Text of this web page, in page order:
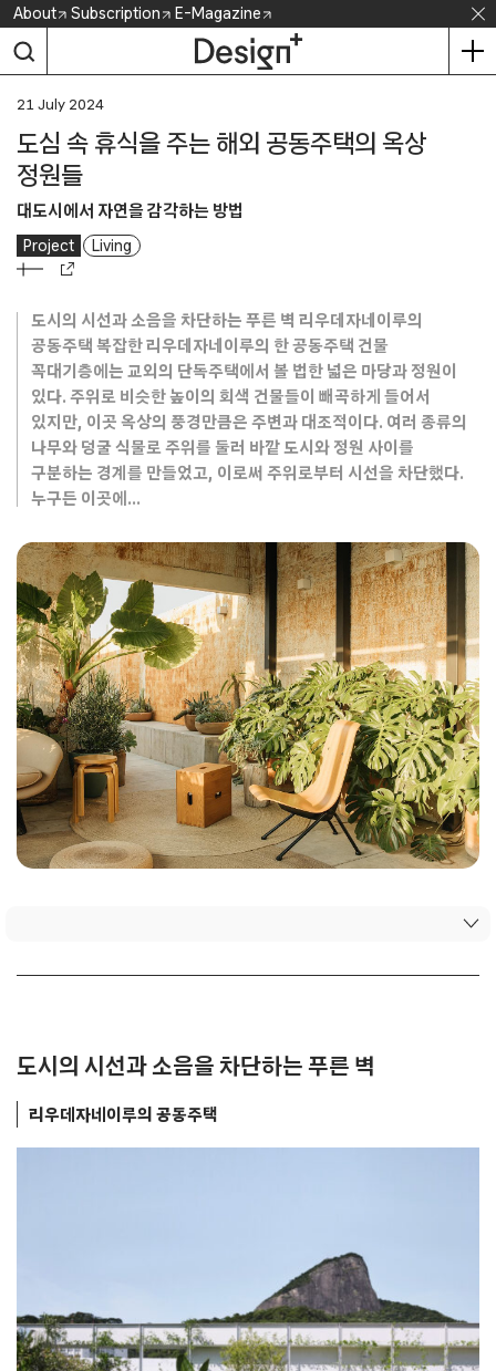
Skip
content
About Subscription E-Magazine
21 July 2024
도심 속 휴식을 주는 해외 공동주택의 옥상
정원들
대도시에서 자연을 감각하는 방법
Project Living
도시의 시선과 소음을 차단하는 푸른 벽 리우데자네이루의
공동주택 복잡한 리우데자네이루의 한 공동주택 건물
꼭대기층에는 교외의 단독주택에서 볼 법한 넓은 마당과 정원이
있다. 주위로 비슷한 높이의 회색 건물들이 빼곡하게 들어서
있지만, 이곳 옥상의 풍경만큼은 주변과 대조적이다. 여러 종류의
나무와 덩굴 식물로 주위를 둘러 바깥 도시와 정원 사이를
구분하는 경계를 만들었고, 이로써 주위로부터 시선을 차단했다.
누구든 이곳에...
도시의 시선과 소음을 차단하는 푸른 벽
리우데자네이루의 공동주택